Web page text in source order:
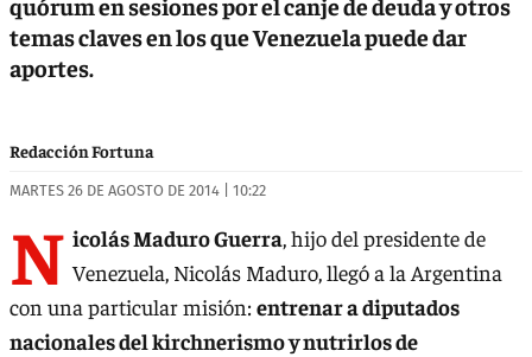
temas claves en los que Venezuela puede dar
aportes.
Redacción Fortuna
MARTES 26 DE AGOSTO DE 2014 | 10:22
N icolás Maduro Guerra, hijo del presidente de
Venezuela, Nicolás Maduro, llegó a la Argentina
con una particular misión:entrenar a diputados
nacionales del kirchnerismo y nutrirlos de